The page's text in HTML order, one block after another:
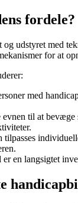
fordele?
udstyret med
for at
med
evnen til at
tilpasses
en langsigtet